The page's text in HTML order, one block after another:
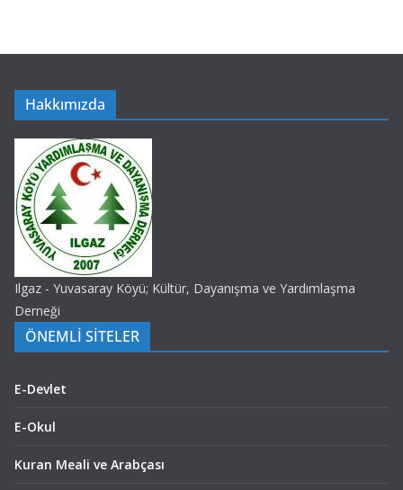
Hakkımızda
Ilgaz - Yuvasaray Köyü; Kültür, Dayanışma ve Yardımlaşma
Derneği
ÖNEMLİ SİTELER
E-Devlet
E-Okul
Kuran Meali ve Arabçası